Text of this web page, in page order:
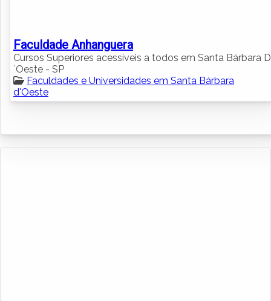
Faculdade Anhanguera
Cursos Superiores acessíveis a todos em Santa Bárbara D
´Oeste - SP
Faculdades e Universidades em Santa Bárbara
d'Oeste